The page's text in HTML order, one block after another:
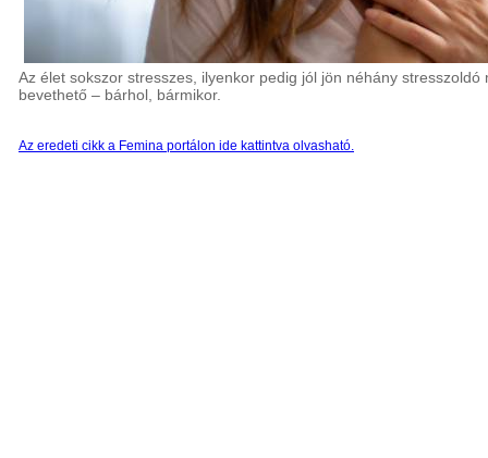
Az élet sokszor stresszes, ilyenkor pedig jól jön néhány
bevethető – bárhol, bármikor.
Az eredeti cikk a Femina portálon ide kattintva olvasható.